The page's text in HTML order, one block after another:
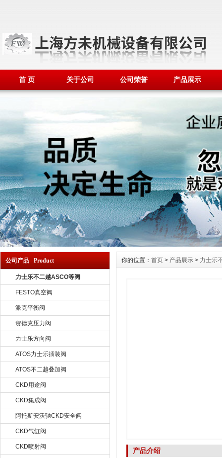
首 页 关于公司 公司荣誉 产品展示
公司产品 Product
力士乐不二越ASCO等阀
FESTO真空阀
派克平衡阀
贺德克压力阀
力士乐方向阀
ATOS力士乐插装阀
ATOS不二越叠加阀
CKD用途阀
CKD集成阀
阿托斯安沃驰CKD安全阀
CKD气缸阀
CKD喷射阀
你的位置： 首页 > 产品展示 > 力士乐
产品介绍